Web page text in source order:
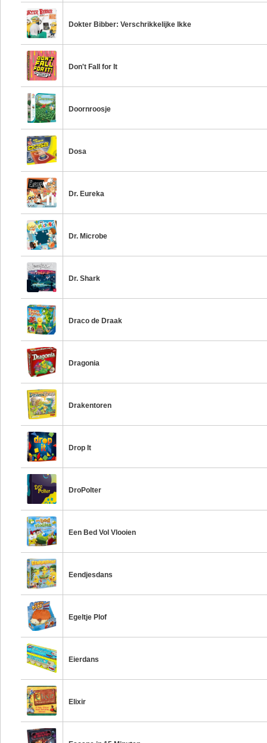
Dokter Bibber: Verschrikkelijke Ikke
Don't Fall for It
Doornroosje
Dosa
Dr. Eureka
Dr. Microbe
Dr. Shark
Draco de Draak
Dragonia
Drakentoren
Drop It
DroPolter
Een Bed Vol Vlooien
Eendjesdans
Egeltje Plof
Eierdans
Elixir